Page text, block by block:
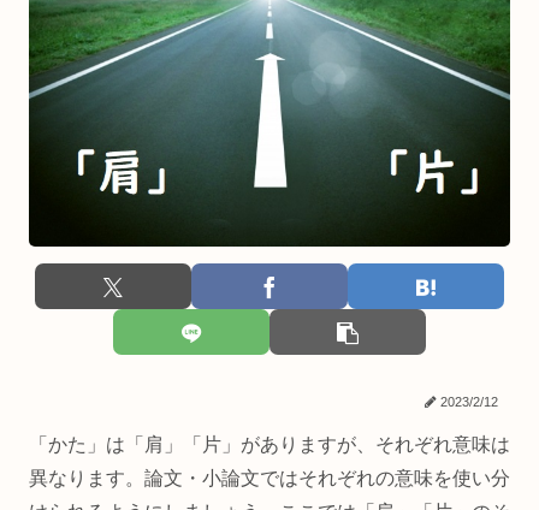
2023/2/12
「かた」は「肩」「片」がありますが、それぞれ意味は
異なります。論文・小論文ではそれぞれの意味を使い分